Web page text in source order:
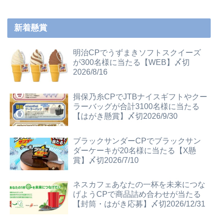
新着懸賞
明治CPでうずまきソフトスクイーズ
が300名様に当たる【WEB】〆切
2026/8/16
揖保乃糸CPでJTBナイスギフトやクー
ラーバッグが合計3100名様に当たる
【はがき懸賞】〆切2026/9/30
ブラックサンダーCPでブラックサン
ダーケーキが20名様に当たる【X懸
賞】〆切2026/7/10
ネスカフェあなたの一杯を未来につな
げようCPで商品詰め合わせが当たる
【封筒・はがき応募】〆切2026/12/31